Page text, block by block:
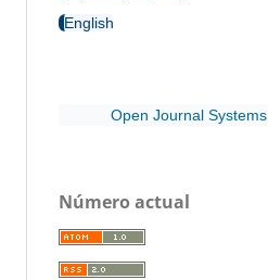
English
Open Journal Systems
Número actual